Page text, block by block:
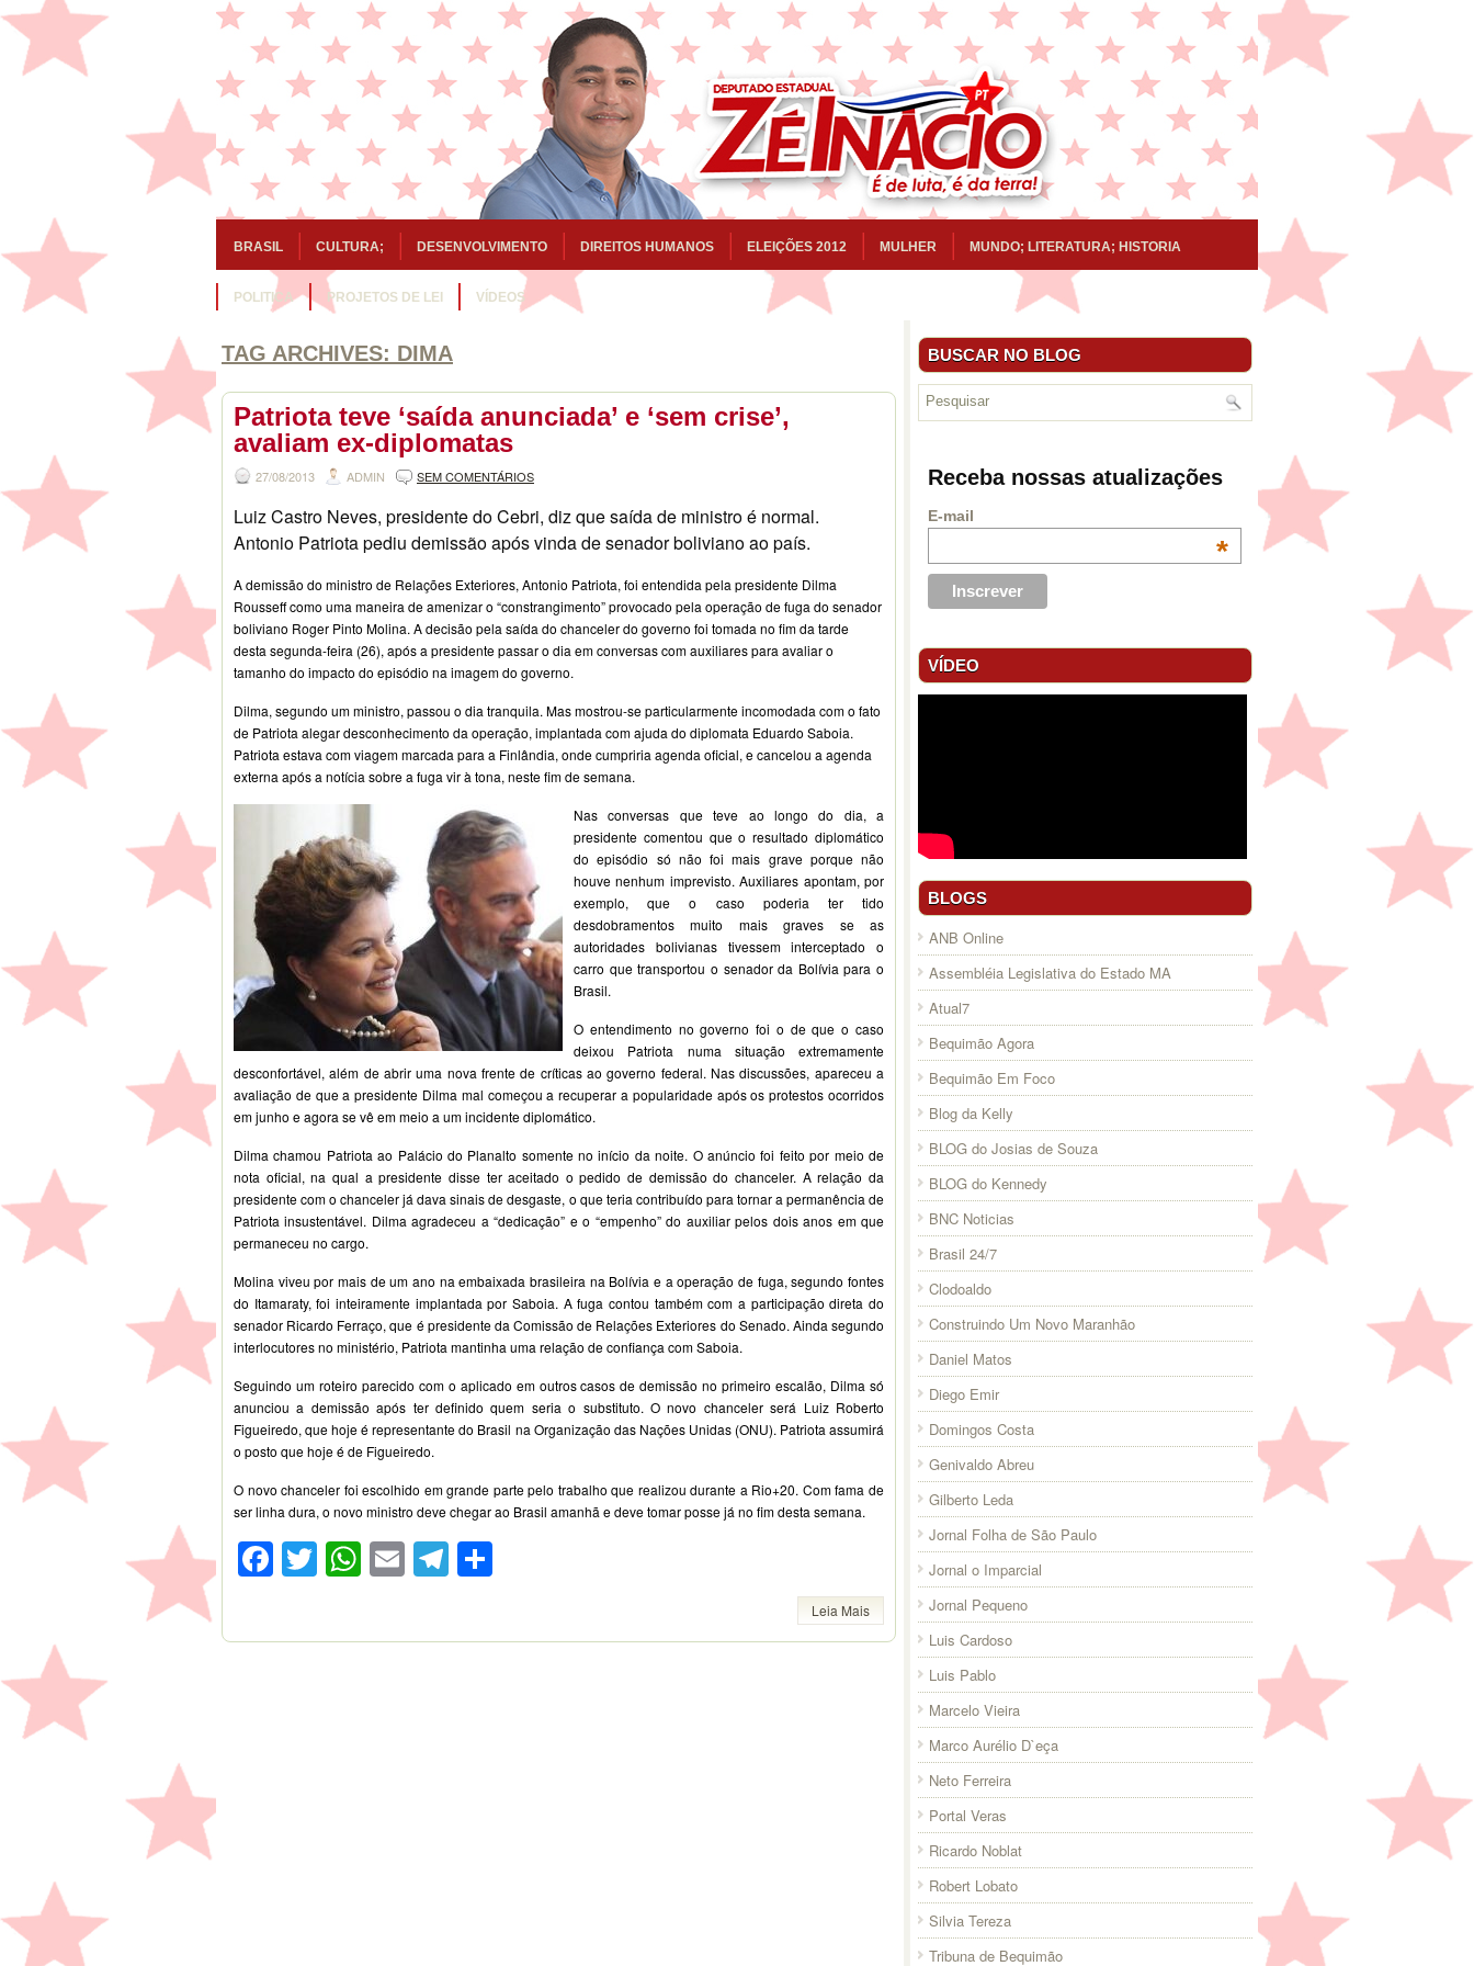
BRASIL CULTURA; DESENVOLVIMENTO DIREITOS HUMANOS ELEIÇÕES 2012 MULHER MUNDO; LITERATURA; HISTORIA
POLITICA PROJETOS DE LEI VÍDEOS
TAG ARCHIVES: DIMA
Patriota teve ‘saída anunciada’ e ‘sem crise’,
avaliam ex-diplomatas
27/08/2013 ADMIN SEM COMENTÁRIOS
Luiz Castro Neves, presidente do Cebri, diz que saída de ministro é normal.
Antonio Patriota pediu demissão após vinda de senador boliviano ao país.
A demissão do ministro de Relações Exteriores, Antonio Patriota, foi entendida pela presidente Dilma
Rousseff como uma maneira de amenizar o “constrangimento” provocado pela operação de fuga do senador
boliviano Roger Pinto Molina. A decisão pela saída do chanceler do governo foi tomada no fim da tarde
desta segunda-feira (26), após a presidente passar o dia em conversas com auxiliares para avaliar o
tamanho do impacto do episódio na imagem do governo.
Dilma, segundo um ministro, passou o dia tranquila. Mas mostrou-se particularmente incomodada com o fato
de Patriota alegar desconhecimento da operação, implantada com ajuda do diplomata Eduardo Saboia.
Patriota estava com viagem marcada para a Finlândia, onde cumpriria agenda oficial, e cancelou a agenda
externa após a notícia sobre a fuga vir à tona, neste fim de semana.
Nas conversas que teve ao longo do dia, a
presidente comentou que o resultado diplomático
do episódio só não foi mais grave porque não
houve nenhum imprevisto. Auxiliares apontam, por
exemplo, que o caso poderia ter tido
desdobramentos muito mais graves se as
autoridades bolivianas tivessem interceptado o
carro que transportou o senador da Bolívia para o
Brasil.
O entendimento no governo foi o de que o caso
deixou Patriota numa situação extremamente
desconfortável, além de abrir uma nova frente de críticas ao governo federal. Nas discussões, apareceu a
avaliação de que a presidente Dilma mal começou a recuperar a popularidade após os protestos ocorridos
em junho e agora se vê em meio a um incidente diplomático.
Dilma chamou Patriota ao Palácio do Planalto somente no início da noite. O anúncio foi feito por meio de
nota oficial, na qual a presidente disse ter aceitado o pedido de demissão do chanceler. A relação da
presidente com o chanceler já dava sinais de desgaste, o que teria contribuído para tornar a permanência de
Patriota insustentável. Dilma agradeceu a “dedicação” e o “empenho” do auxiliar pelos dois anos em que
permaneceu no cargo.
Molina viveu por mais de um ano na embaixada brasileira na Bolívia e a operação de fuga, segundo fontes
do Itamaraty, foi inteiramente implantada por Saboia. A fuga contou também com a participação direta do
senador Ricardo Ferraço, que é presidente da Comissão de Relações Exteriores do Senado. Ainda segundo
interlocutores no ministério, Patriota mantinha uma relação de confiança com Saboia.
Seguindo um roteiro parecido com o aplicado em outros casos de demissão no primeiro escalão, Dilma só
anunciou a demissão após ter definido quem seria o substituto. O novo chanceler será Luiz Roberto
Figueiredo, que hoje é representante do Brasil na Organização das Nações Unidas (ONU). Patriota assumirá
o posto que hoje é de Figueiredo.
O novo chanceler foi escolhido em grande parte pelo trabalho que realizou durante a Rio+20. Com fama de
ser linha dura, o novo ministro deve chegar ao Brasil amanhã e deve tomar posse já no fim desta semana.
Facebook
Twitter
WhatsApp
EmailTelegram
Leia Mais
BUSCAR NO BLOG
Receba nossas atualizações
E-mail
*
VÍDEO
BLOGS
ANB Online
Assembléia Legislativa do Estado MA
Atual7
Bequimão Agora
Bequimão Em Foco
Blog da Kelly
BLOG do Josias de Souza
BLOG do Kennedy
BNC Noticias
Brasil 24/7
Clodoaldo
Construindo Um Novo Maranhão
Daniel Matos
Diego Emir
Domingos Costa
Genivaldo Abreu
Gilberto Leda
Jornal Folha de São Paulo
Jornal o Imparcial
Jornal Pequeno
Luis Cardoso
Luis Pablo
Marcelo Vieira
Marco Aurélio D`eça
Neto Ferreira
Portal Veras
Ricardo Noblat
Robert Lobato
Silvia Tereza
Tribuna de Bequimão